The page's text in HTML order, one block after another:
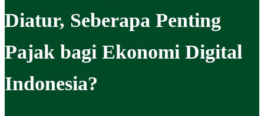
Diatur, Seberapa Penting
Pajak bagi Ekonomi Digital
Indonesia?